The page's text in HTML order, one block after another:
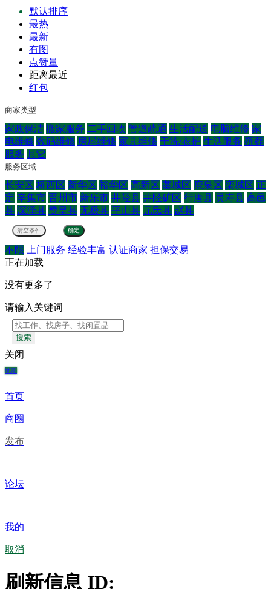
默认排序
最热
最新
有图
点赞量
距离最近
红包
商家类型
家政保洁 搬家服务 二手回收 管道疏通 生活配送 电脑维修 家
电维修 数码维修 房屋维修 家具维修 干洗/衣护 生活服务 殡葬
服务 其它
服务区域
长安区 桥西区 新华区 裕华区 高新区 藁城区 鹿泉区 栾城区 正
定 辛集市 晋州市 新乐市 井陉县 井陉矿区 行唐县 灵寿县 高邑
县 深泽县 赞皇县 无极县 平山县 元氏县 赵县
不限 上门服务 经验丰富 认证商家 担保交易
正在加载
没有更多了
请输入关键词
搜索
关闭
地图
首页
商圈
发布
论坛
我的
取消
刷新信息 ID: